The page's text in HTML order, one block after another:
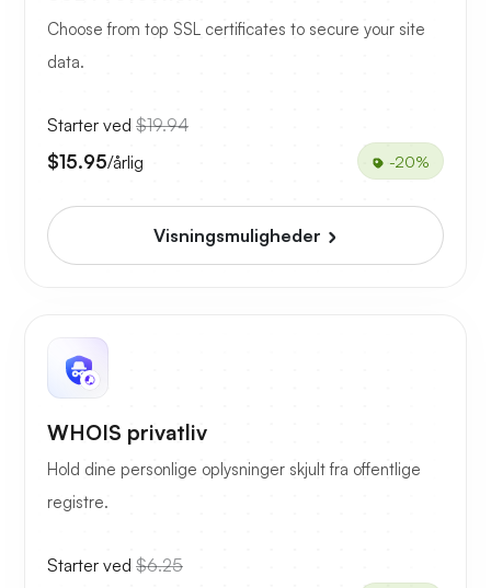
Choose from top SSL certificates to secure your site
data.
Starter ved $19.94
$15.95/årlig -20%
Visningsmuligheder
WHOIS privatliv
Hold dine personlige oplysninger skjult fra offentlige
registre.
Starter ved $6.25